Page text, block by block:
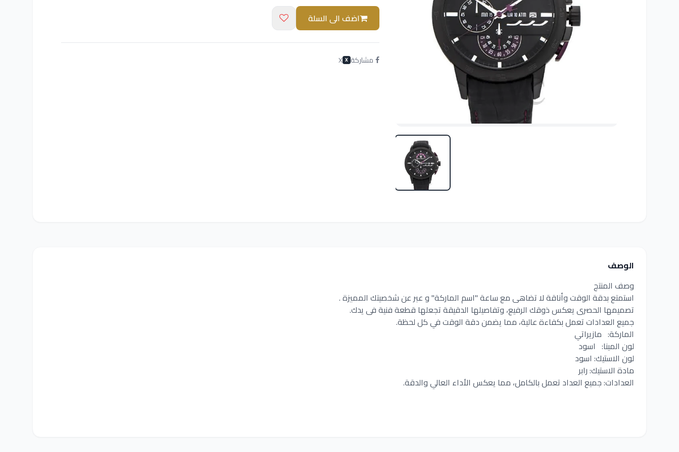
اضف الى السلة
مشاركة X
X
الوصف
وصف المنتج
استمتع بدقة الوقت وأناقة لا تضاهى مع ساعة "اسم الماركة" و عبر عن شخصيتك المميزة .
تصميمها الحصرى يعكس ذوقك الرفيع، وتفاصيلها الدقيقة تجعلها قطعة فنية فى يدك.
جميع العدادات تعمل بكفاءة عالية، مما يضمن دقة الوقت في كل لحظة.
الماركة: مازيراتي
لون المينا: اسود
لون الاستيك: اسود
مادة الاستيك: رابر
العدادات: جميع العداد تعمل بالكامل، مما يعكس الأداء العالي والدقة.